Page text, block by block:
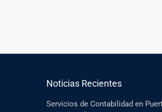
Noticias Recientes
Servicios de Contabilidad en